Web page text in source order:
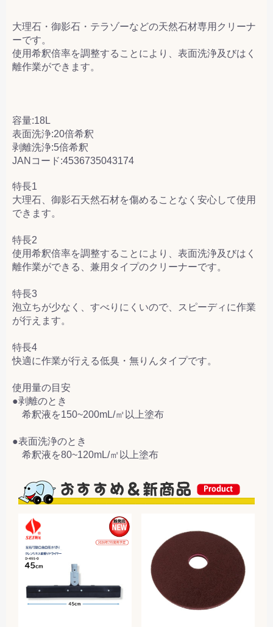
大理石・御影石・テラゾーなどの天然石材専用クリーナ
ーです。
使用希釈倍率を調整することにより、表面洗浄及びはく
離作業ができます。
容量:18L
表面洗浄:20倍希釈
剥離洗浄:5倍希釈
JANコード:4536735043174
特長1
大理石、御影石天然石材を傷めることなく安心して使用
できます。
特長2
使用希釈倍率を調整することにより、表面洗浄及びはく
離作業ができる、兼用タイプのクリーナーです。
特長3
泡立ちが少なく、すべりにくいので、スピーディに作業
が行えます。
特長4
快適に作業が行える低臭・無りんタイプです。
使用量の目安
●剥離のとき
希釈液を150~200mL/㎡以上塗布
●表面洗浄のとき
希釈液を80~120mL/㎡以上塗布